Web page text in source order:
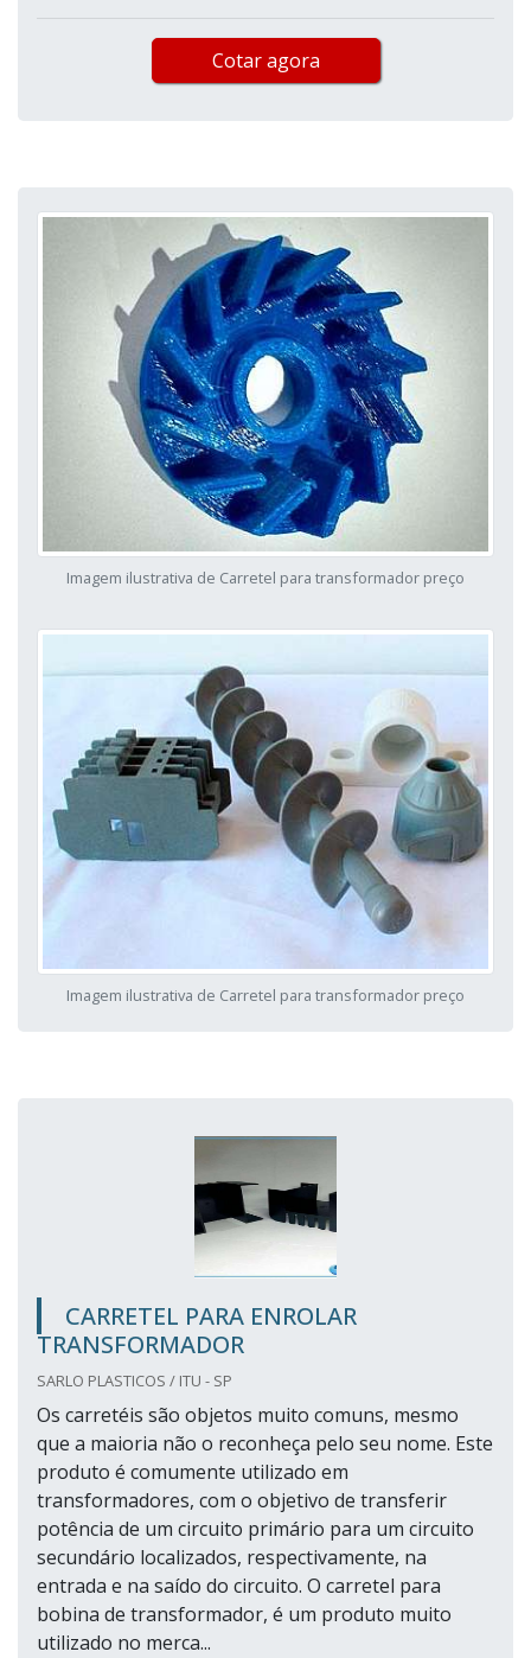
Cotar agora
Imagem ilustrativa de Carretel para transformador preço
Imagem ilustrativa de Carretel para transformador preço
CARRETEL PARA ENROLAR
TRANSFORMADOR
SARLO PLASTICOS / ITU - SP
Os carretéis são objetos muito comuns, mesmo
que a maioria não o reconheça pelo seu nome. Este
produto é comumente utilizado em
transformadores, com o objetivo de transferir
potência de um circuito primário para um circuito
secundário localizados, respectivamente, na
entrada e na saído do circuito. O carretel para
bobina de transformador, é um produto muito
utilizado no merca...